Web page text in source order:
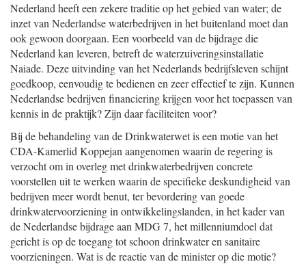
Nederland heeft een zekere traditie op het gebied van water; de
inzet van Nederlandse waterbedrijven in het buitenland moet dan
ook gewoon doorgaan. Een voorbeeld van de bijdrage die
Nederland kan leveren, betreft de waterzuiveringsinstallatie
Naiade. Deze uitvinding van het Nederlands bedrijfsleven schijnt
goedkoop, eenvoudig te bedienen en zeer effectief te zijn. Kunnen
Nederlandse bedrijven financiering krijgen voor het toepassen van
kennis in de praktijk? Zijn daar faciliteiten voor?
Bij de behandeling van de Drinkwaterwet is een motie van het
CDA-Kamerlid Koppejan aangenomen waarin de regering is
verzocht om in overleg met drinkwaterbedrijven concrete
voorstellen uit te werken waarin de specifieke deskundigheid van
bedrijven meer wordt benut, ter bevordering van goede
drinkwatervoorziening in ontwikkelingslanden, in het kader van
de Nederlandse bijdrage aan MDG 7, het millenniumdoel dat
gericht is op de toegang tot schoon drinkwater en sanitaire
voorzieningen. Wat is de reactie van de minister op die motie?